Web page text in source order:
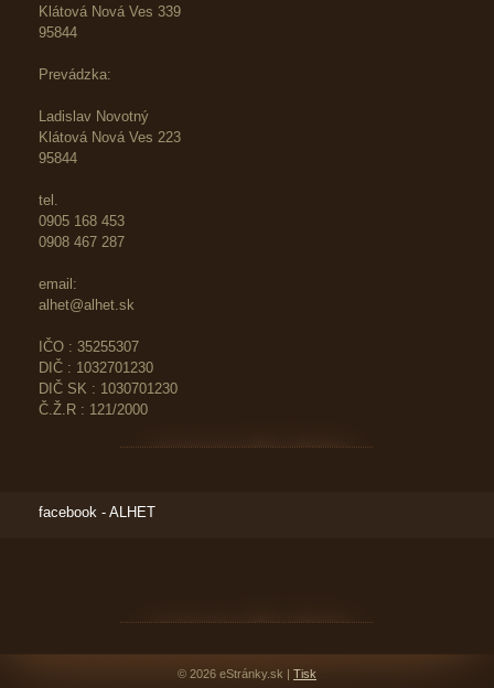
Klátová Nová Ves 339
95844
Prevádzka:
Ladislav Novotný
Klátová Nová Ves 223
95844
tel.
0905 168 453
0908 467 287
email:
alhet@alhet.sk
IČO : 35255307
DIČ : 1032701230
DIČ SK : 1030701230
Č.Ž.R : 121/2000
facebook - ALHET
© 2026 eStránky.sk | Tisk